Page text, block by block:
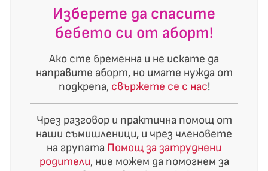
Изберете да спасите
бебето си от аборт!
Ако сте бременна и не искате да
направите аборт, но имате нужда от
подкрепа, свържете се с нас!
Чрез разговор и практична помощ от
наши съмишленици, и чрез членовете
на групата Помощ за затруднени
родители, ние можем да помогнем за